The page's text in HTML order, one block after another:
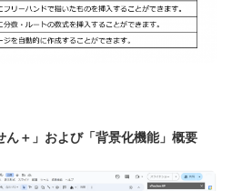
ん＋」および「背景化機能」概要